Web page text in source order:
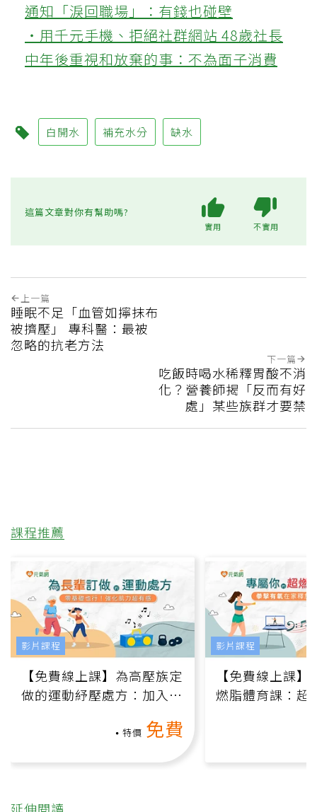
通知「淚回職場」：有錢也碰壁
‧用千元手機、拒絕社群網站 48歲社長
中年後重視和放棄的事：不為面子消費
白開水 補充水分 缺水
這篇文章對你有幫助嗎?
實用 不實用
上一篇
睡眠不足「血管如擰抹布
被擠壓」 專科醫：最被
忽略的抗老方法
下一篇
吃飯時喝水稀釋胃酸不消
化？營養師揭「反而有好
處」某些族群才要禁
課程推薦
【免費線上課】為高壓族定
做的運動紓壓處方：加入行
特價 免費
影片課程
【免費線上課
燃脂體育課：超
影片課程